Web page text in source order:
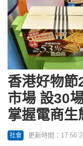
香港好物節
市場 設30
掌握電商生
社會 更新時間：17:56